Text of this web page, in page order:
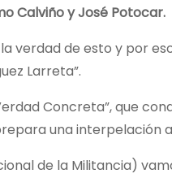
Calviño y José Potocar.
verdad de esto y por
Larreta”.
Concreta”, que
una interpelación
de la Militancia)